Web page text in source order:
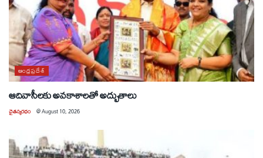
ఆంధ్రప్రదేశ్
ఆదివాసీలకు అవకాశాలతో అద్భుతాలు
చైతన్యరధం @August 10, 2026